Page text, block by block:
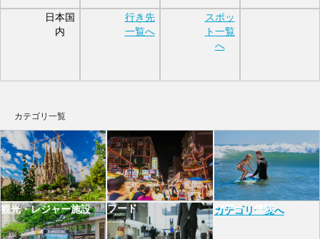
日本国
内
行き先
一覧へ
スポッ
ト一覧
へ
カテゴリ一覧
観光・レジャー施設 フード ツアー・体験
カテゴリ一覧へ